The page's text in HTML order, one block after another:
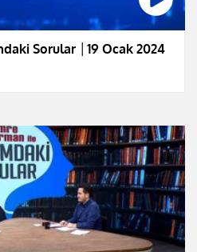
Sorular │19 Ocak 2024